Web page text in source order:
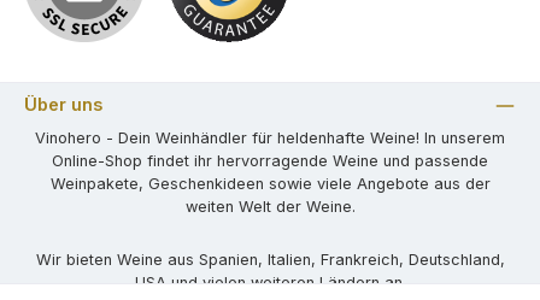
Über uns
Vinohero - Dein Weinhändler für heldenhafte Weine! In unserem
Online-Shop findet ihr hervorragende Weine und passende
Weinpakete, Geschenkideen sowie viele Angebote aus der
weiten Welt der Weine.
Wir bieten Weine aus Spanien, Italien, Frankreich, Deutschland,
USA und vielen weiteren Ländern an.